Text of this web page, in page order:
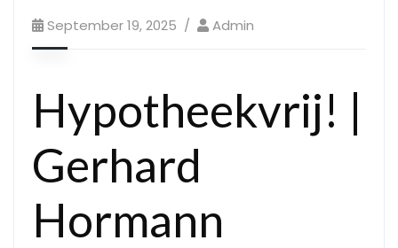
September 19, 2025 Admin
Hypotheekvrij! |
Gerhard
Hormann